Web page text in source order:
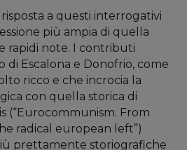
a questi interrogativi
più ampia di quella
rapidi note. I contributi
di Escalona e Donofrio, come
ricco e che incrocia la
con quella storica di
(“Eurocommunism. From
radical european left”)
prettamente storiografiche